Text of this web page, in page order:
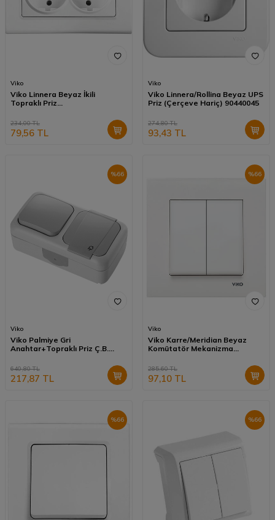
Viko
Viko Linnera Beyaz İkili
Topraklı Priz
Hariç) 90440056
234,00TL
79,56 TL
Viko
Viko Linnera/Rollina Beyaz UPS
Priz (Çerçeve Hariç) 90440045
274,80TL
93,43 TL
%66
Viko
Viko Palmiye Gri
Anahtar+Topraklı Priz Ç.B.
640,80TL
217,87 TL
%66
Viko
Viko Karre/Meridian Beyaz
Komütatör Mekanizma
285,60TL
97,10 TL
%66 %66